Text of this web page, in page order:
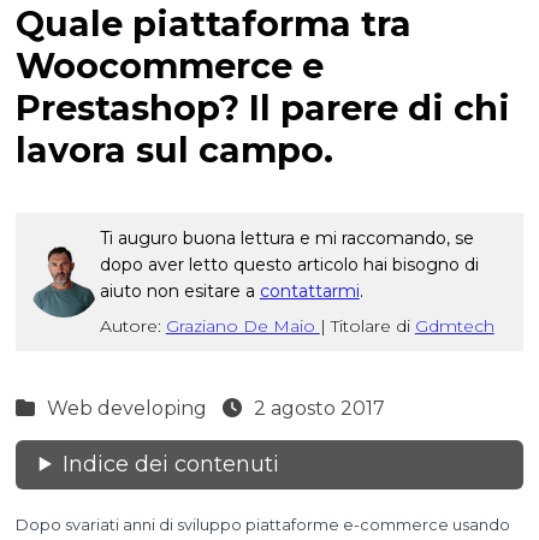
Quale piattaforma tra
Woocommerce e
Prestashop? Il parere di chi
lavora sul campo.
Ti auguro buona lettura e mi raccomando, se
dopo aver letto questo articolo hai bisogno di
aiuto non esitare a contattarmi.
Autore: Graziano De Maio | Titolare di Gdmtech
Web developing 2 agosto 2017
Indice dei contenuti
Dopo svariati anni di sviluppo piattaforme e-commerce usando